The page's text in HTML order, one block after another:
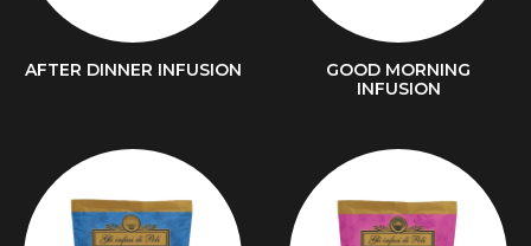
AFTER DINNER INFUSION
GOOD MORNING
INFUSION